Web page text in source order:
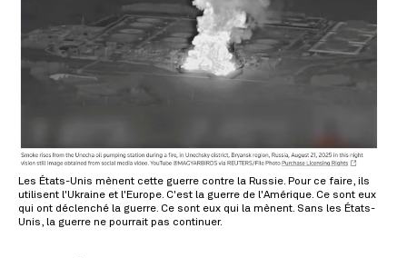
Les États-Unis mènent cette guerre contre la Russie. Pour ce faire, ils
utilisent l'Ukraine et l'Europe. C'est la guerre de l'Amérique. Ce sont eux
qui ont déclenché la guerre. Ce sont eux qui la mènent. Sans les États-
Unis, la guerre ne pourrait pas continuer.